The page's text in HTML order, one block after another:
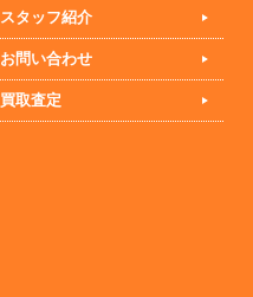
スタッフ紹介
お問い合わせ
買取査定